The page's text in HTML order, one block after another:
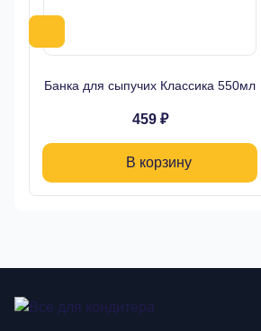
Банка для сыпучих Классика 550мл
459 ₽
В корзину